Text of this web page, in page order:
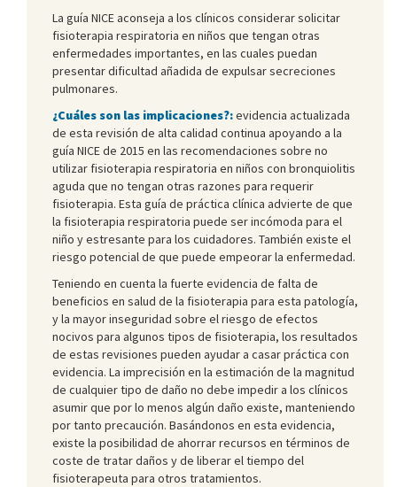
La guía NICE aconseja a los clínicos considerar solicitar
fisioterapia respiratoria en niños que tengan otras
enfermedades importantes, en las cuales puedan
presentar dificultad añadida de expulsar secreciones
pulmonares.
¿Cuáles son las implicaciones?:evidencia actualizada
de esta revisión de alta calidad continua apoyando a la
guía NICE de 2015 en las recomendaciones sobre no
utilizar fisioterapia respiratoria en niños con bronquiolitis
aguda que no tengan otras razones para requerir
fisioterapia. Esta guía de práctica clínica advierte de que
la fisioterapia respiratoria puede ser incómoda para el
niño y estresante para los cuidadores. También existe el
riesgo potencial de que puede empeorar la enfermedad.
Teniendo en cuenta la fuerte evidencia de falta de
beneficios en salud de la fisioterapia para esta patología,
y la mayor inseguridad sobre el riesgo de efectos
nocivos para algunos tipos de fisioterapia, los resultados
de estas revisiones pueden ayudar a casar práctica con
evidencia. La imprecisión en la estimación de la magnitud
de cualquier tipo de daño no debe impedir a los clínicos
asumir que por lo menos algún daño existe, manteniendo
por tanto precaución. Basándonos en esta evidencia,
existe la posibilidad de ahorrar recursos en términos de
coste de tratar daños y de liberar el tiempo del
fisioterapeuta para otros tratamientos.